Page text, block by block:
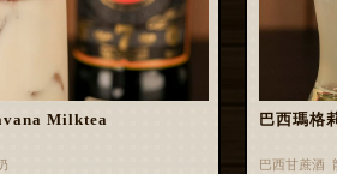
Milktea 巴西瑪
巴西甘蔗酒